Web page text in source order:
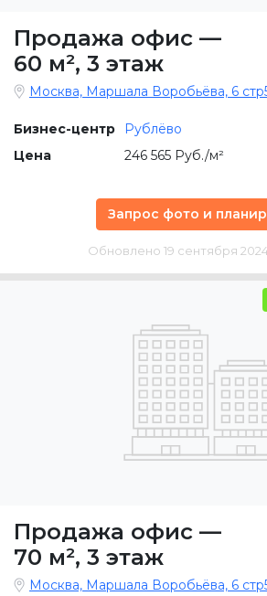
Продажа офис —
60 м², 3 этаж
Москва, Маршала Воробьёва, 6
Бизнес-центр
Рублёво
Цена
246 565 Руб./м²
Запрос фото и
Обновлено 19 сентября 2024
Продажа офис —
70 м², 3 этаж
Москва, Маршала Воробьёва, 6